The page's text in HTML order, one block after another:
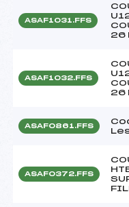
ASAF1031.FFS
26
ASAF1032.FFS
26
ASAF0861.FFS
ASAF0372.FFS